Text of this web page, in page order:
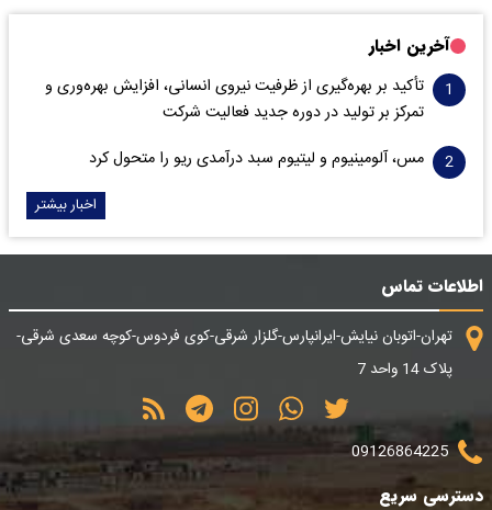
آخرین اخبار
تأکید بر بهره‌گیری از ظرفیت نیروی انسانی، افزایش بهره‌وری و
تمرکز بر تولید در دوره جدید فعالیت شرکت
مس، آلومینیوم و لیتیوم سبد درآمدی ریو را متحول کرد
اخبار بیشتر
اطلاعات تماس
تهران-اتوبان نیایش-ایرانپارس-گلزار شرقی-کوی فردوس-کوچه سعدی شرقی-
پلاک 14 واحد 7
09126864225
دسترسی سریع